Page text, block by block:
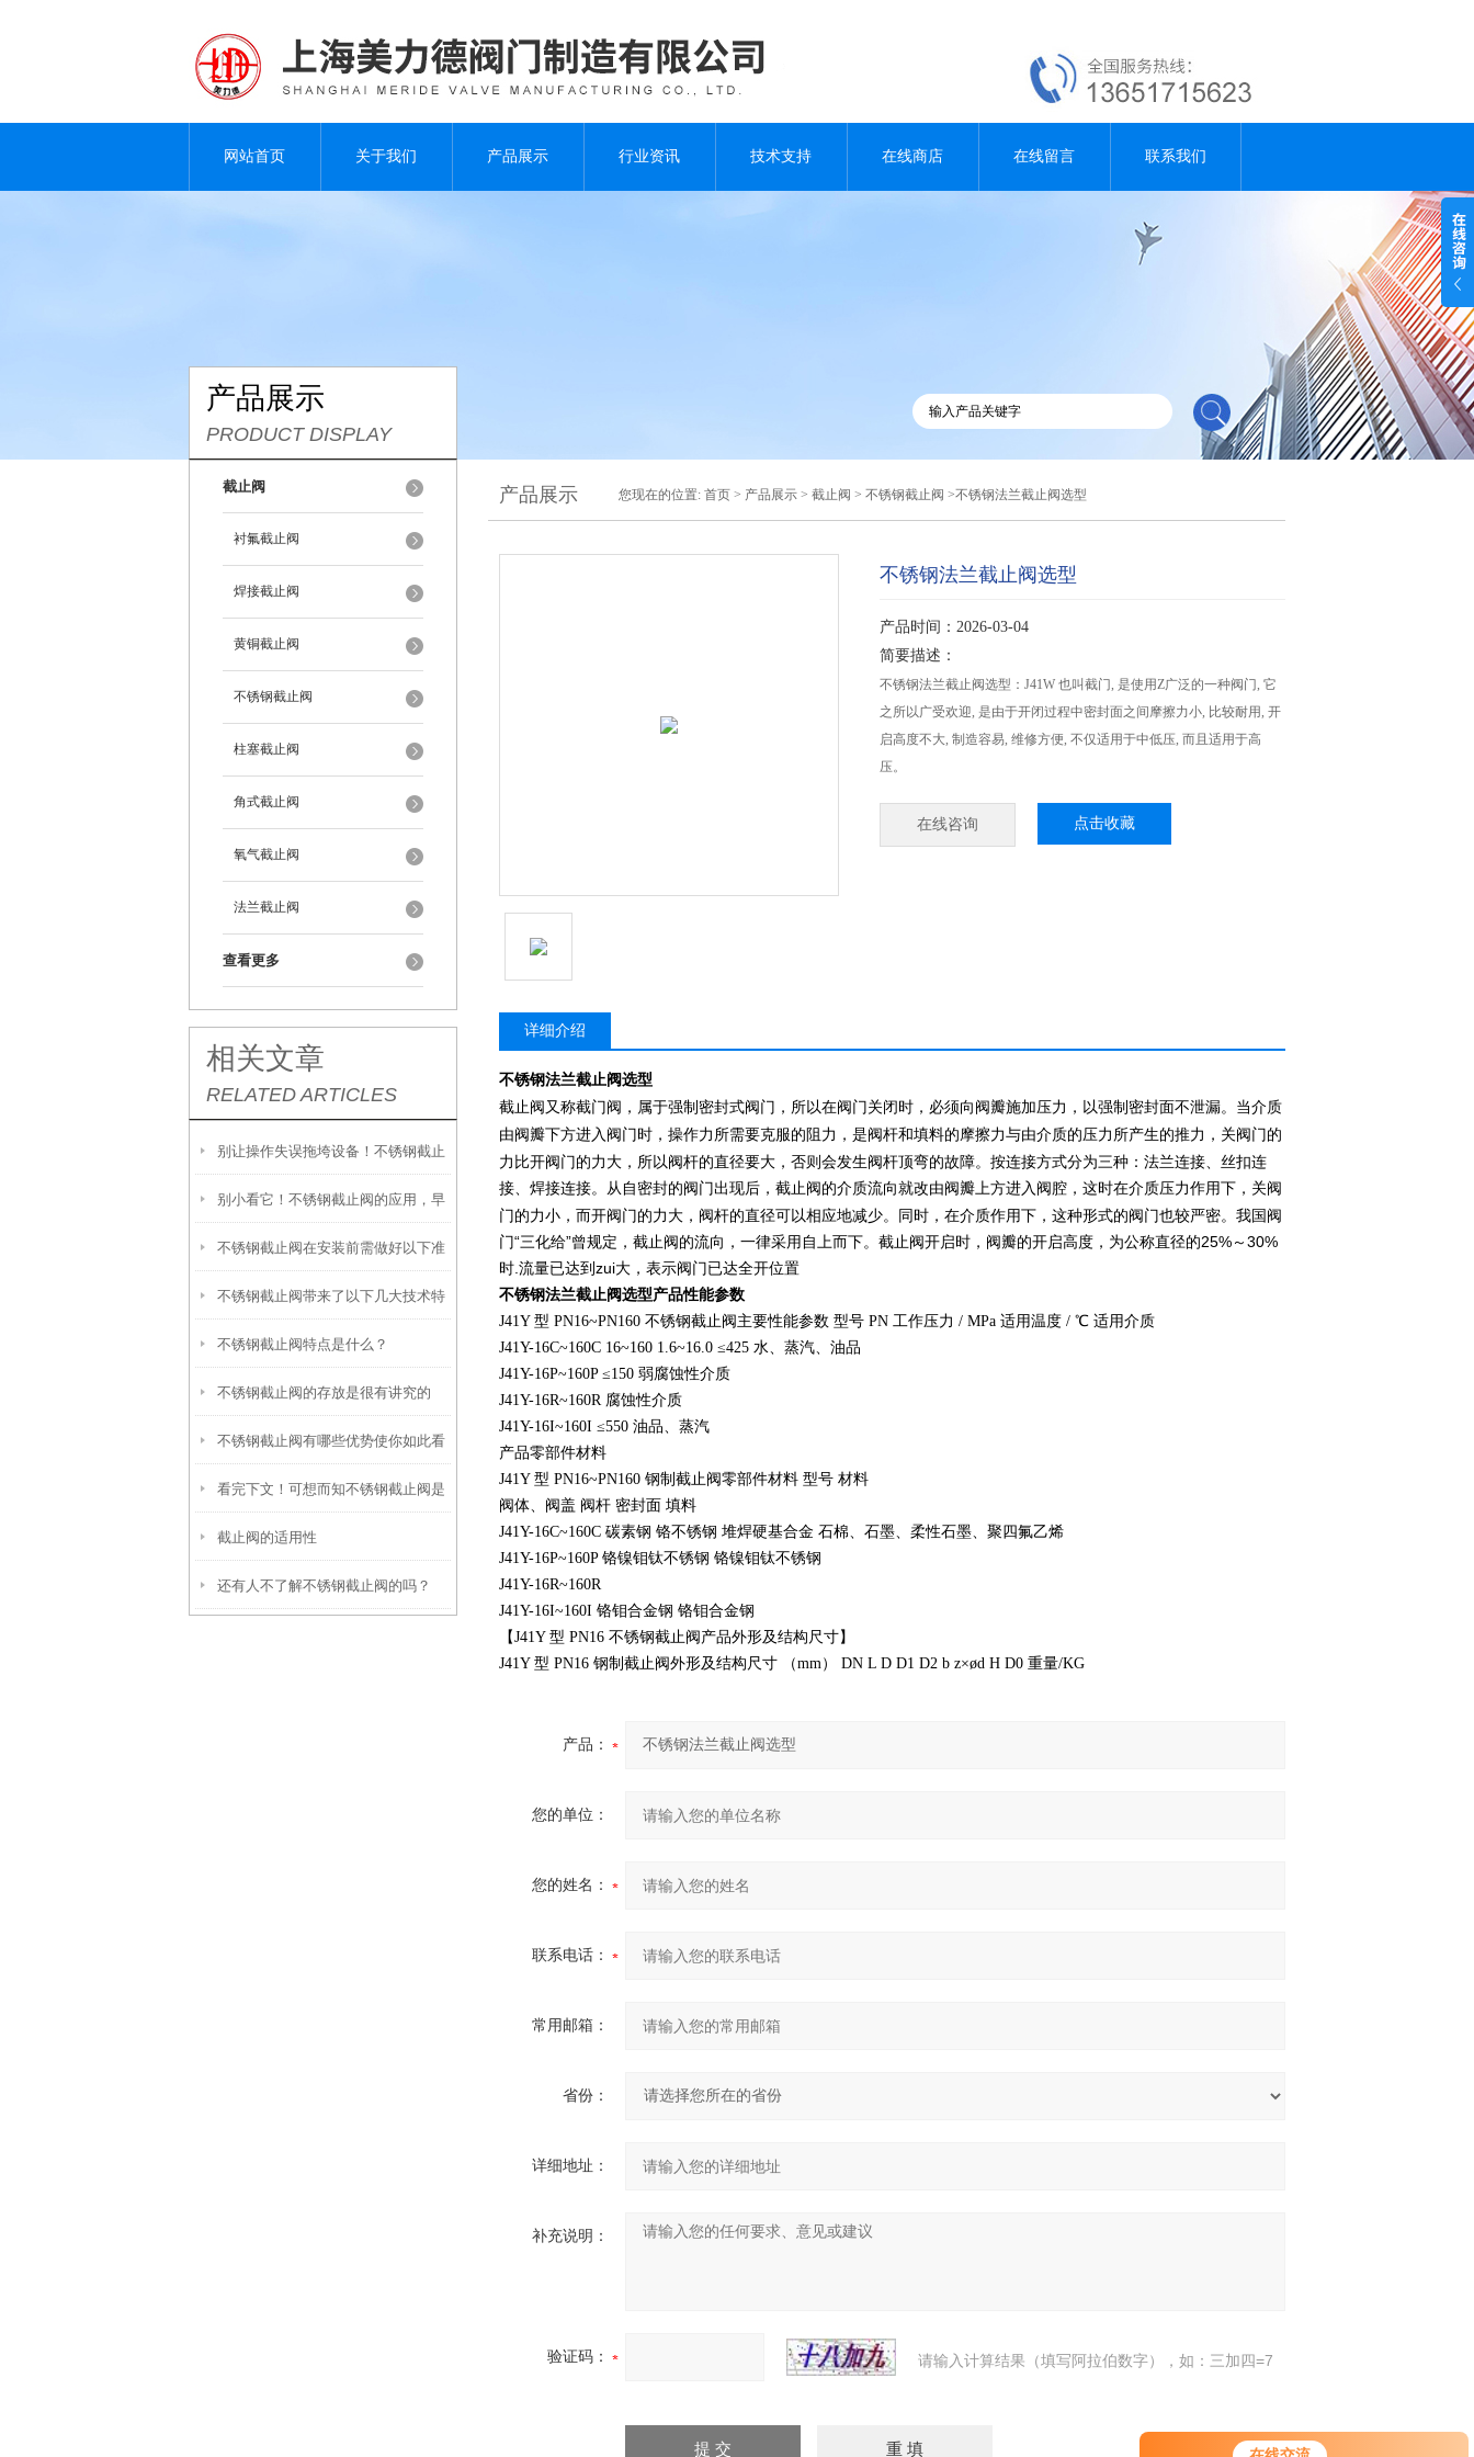
您好！欢迎前来咨询，很高兴为您
网站首页 关于我们 产品展示 行业资讯 技术支持 在线商店 在线留言 联系我们
产品展示
PRODUCT DISPLAY
截止阀
衬氟截止阀
焊接截止阀
黄铜截止阀
不锈钢截止阀
柱塞截止阀
角式截止阀
氧气截止阀
法兰截止阀
查看更多
相关文章
RELATED ARTICLES
别让操作失误拖垮设备！不锈钢截止
阀的核心注意事项一文说透
别小看它！不锈钢截止阀的应用，早
已渗透这些关键领域
不锈钢截止阀在安装前需做好以下准
备
不锈钢截止阀带来了以下几大技术特
点
不锈钢截止阀特点是什么？
不锈钢截止阀的存放是很有讲究的
不锈钢截止阀有哪些优势使你如此看
好的呢？
看完下文！可想而知不锈钢截止阀是
多么的重要
截止阀的适用性
还有人不了解不锈钢截止阀的吗？
产品展示 您现在的位置: 首页 > 产品展示 > 截止阀 > 不锈钢截止阀 >不锈钢法兰截止阀选型
不锈钢法兰截止阀选型
产品时间：2026-03-04
简要描述：
不锈钢法兰截止阀选型：J41W 也叫截门, 是使用Z广泛的一种阀门, 它
之所以广受欢迎, 是由于开闭过程中密封面之间摩擦力小, 比较耐用, 开
启高度不大, 制造容易, 维修方便, 不仅适用于中低压, 而且适用于高
压。
在线咨询 点击收藏
详细介绍
不锈钢法兰截止阀选型
截止阀 又称截门阀，属于强制密封式阀门，所以在阀门关闭时，必须向阀瓣施加压力，以强制密封面不泄漏。当介质
由阀瓣下方进入 阀门 时，操作力所需要克服的阻力，是阀杆和填料的摩擦力与由介质的压力所产生的推力，关阀门的
力比开阀门的力大，所以阀杆的直径要大，否则会发生阀杆顶弯的故障。按连接方式分为三种：法兰连接、丝扣连
接、 焊接连接。从自密封的阀门出现后，截止阀的介质流向就改由阀瓣上方进入阀腔，这时在介质压力作用下，关阀
门的力小，而开阀门的力大，阀杆的直径可以相应地减少。同时，在介质作用下，这种形式的阀门也较严密。我国阀
门“三化给”曾规定，截止阀的流向，一律采用自上而下。截止阀开启时，阀瓣的开启高度，为公称直径的25%～30%
时. 流量已达到zui大，表示阀门已达全开位置
不锈钢法兰截止阀选型产品性能参数
J41Y 型 PN16~PN160 不锈钢截止阀主要性能参数 型号 PN 工作压力 / MPa 适用温度 / ℃ 适用介质
J41Y-16C~160C 16~160 1.6~16.0 ≤425 水、蒸汽、油品
J41Y-16P~160P ≤150 弱腐蚀性介质
J41Y-16R~160R 腐蚀性介质
J41Y-16I~160I ≤550 油品、蒸汽
产品零部件材料
J41Y 型 PN16~PN160 钢制截止阀零部件材料 型号 材料
阀体、阀盖 阀杆 密封面 填料
J41Y-16C~160C 碳素钢 铬不锈钢 堆焊硬基合金 石棉、石墨、柔性石墨、聚四氟乙烯
J41Y-16P~160P 铬镍钼钛不锈钢 铬镍钼钛不锈钢
J41Y-16R~160R
J41Y-16I~160I 铬钼合金钢 铬钼合金钢
【J41Y 型 PN16 不锈钢截止阀产品外形及结构尺寸】
J41Y 型 PN16 钢制截止阀外形及结构尺寸 （mm） DN L D D1 D2 b z×ød H D0 重量/KG
产品：
您的单位：
您的姓名：
联系电话：
常用邮箱：
省份：
详细地址：
补充说明：
验证码： 请输入计算结果（填写阿拉伯数字），如：三加四=7